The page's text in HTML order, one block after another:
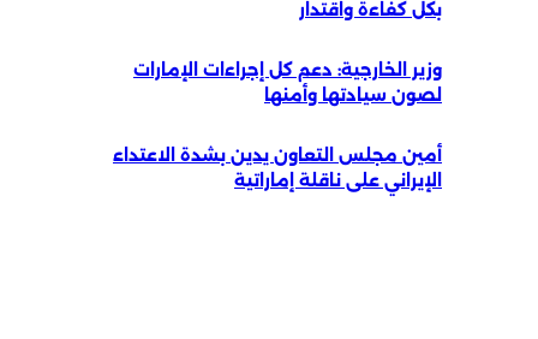
بكل كفاءة واقتدار
وزير الخارجية: دعم كل إجراءات الإمارات
لصون سيادتها وأمنها
أمين مجلس التعاون يدين بشدة الاعتداء
الإيراني على ناقلة إماراتية